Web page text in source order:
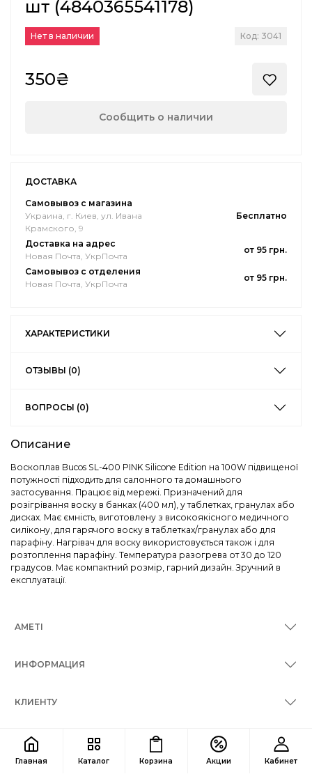
Главная Каталог Корзина Акции Кабинет
шт (4840365541178)
Нет в наличии Код: 3041
350₴
Сообщить о наличии
ДОСТАВКА
Самовывоз с магазина
Украина, г. Киев, ул. Ивана
Крамского, 9
Бесплатно
Доставка на адрес
Новая Почта, УкрПочта
от 95 грн.
Самовывоз с отделения
Новая Почта, УкрПочта
от 95 грн.
ХАРАКТЕРИСТИКИ
ОТЗЫВЫ (0)
ВОПРОСЫ (0)
Описание
Воскоплав Bucos SL-400 PINK Silicone Edition на 100W підвищеної
потужності підходить для салонного та домашнього
застосування. Працює від мережі. Призначений для
розігрівання воску в банках (400 мл), у таблетках, гранулах або
дисках. Має ємність, виготовлену з високоякісного медичного
силікону, для гарячого воску в таблетках/гранулах або для
парафіну. Нагрівач для воску використовується також і для
розтоплення парафіну. Температура разогрева от 30 до 120
градусов. Має компактний розмір, гарний дизайн. Зручний в
експлуатації.
AMETI
ИНФОРМАЦИЯ
КЛИЕНТУ
КОНТАКТЫ